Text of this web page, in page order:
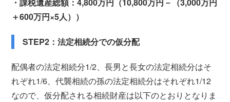
＋600万円×5人））
STEP2：法定相続分での仮分配
配偶者の法定相続分1/2、長男と長女の法定相続分はそ
れぞれ1/6、代襲相続の孫の法定相続分はそれぞれ1/12
なので、仮分配される相続財産は以下のとおりとなりま